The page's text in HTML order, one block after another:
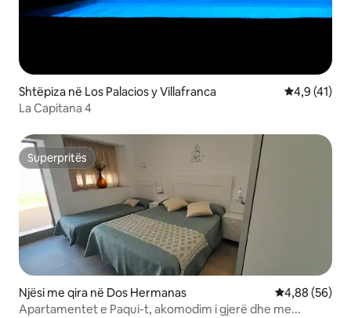
Shtëpiza në Los Palacios y Villafranca Vlerësimi
4,9 (41)
La Capitana 4
Superpritës
Superpritës
Njësi me qira në Dos Hermanas Vlerësimi
4,88 (56)
Apartamentet e Paqui-t, akomodim i gjerë dhe me...